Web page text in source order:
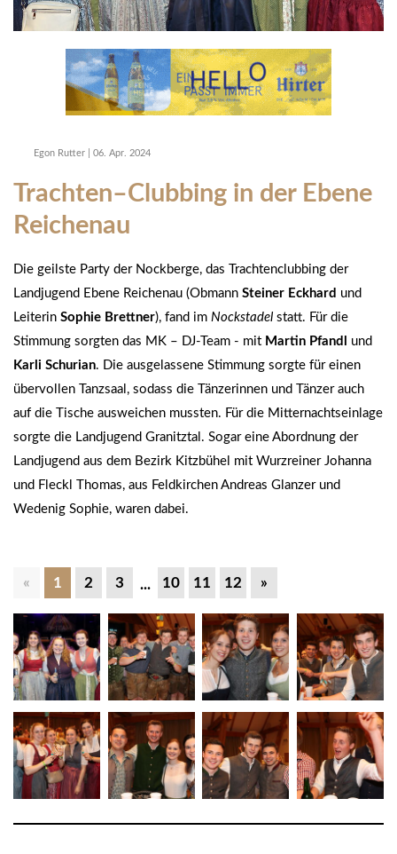
Egon Rutter 06. Apr. 2024
Trachten–Clubbing in der Ebene
Reichenau
Die geilste Party der Nockberge, das Trachtenclubbing der
Landjugend Ebene Reichenau (Obmann Steiner Eckhard und
Leiterin Sophie Brettner), fand im Nockstadel statt. Für die
Stimmung sorgten das MK – DJ-Team - mit Martin Pfandl
und
Karli Schurian. Die ausgelassene Stimmung sorgte für einen
übervollen Tanzsaal, sodass die Tänzerinnen und Tänzer auch
auf die Tische ausweichen mussten. Für die Mitternachtseinlage
sorgte die Landjugend Granitztal. Sogar eine Abordnung der
Landjugend aus dem Bezirk Kitzbühel mit Wurzreiner Johanna
und Fleckl Thomas, aus Feldkirchen Andreas Glanzer und
Wedenig Sophie, waren dabei.
« 1 2 3 ... 10 11 12 »